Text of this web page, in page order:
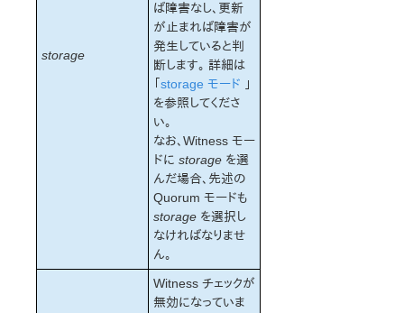
storage
ば障害なし、更新
が止まれば障害が
発生していると判
断します。 詳細は
「storage モード 」
を参照してくださ
い。
なお、Witness モー
ドにstorage を選
んだ場合、先述の
Quorum モードも
storage を選択し
なければなりませ
ん。
Witness チェックが
無効になっていま